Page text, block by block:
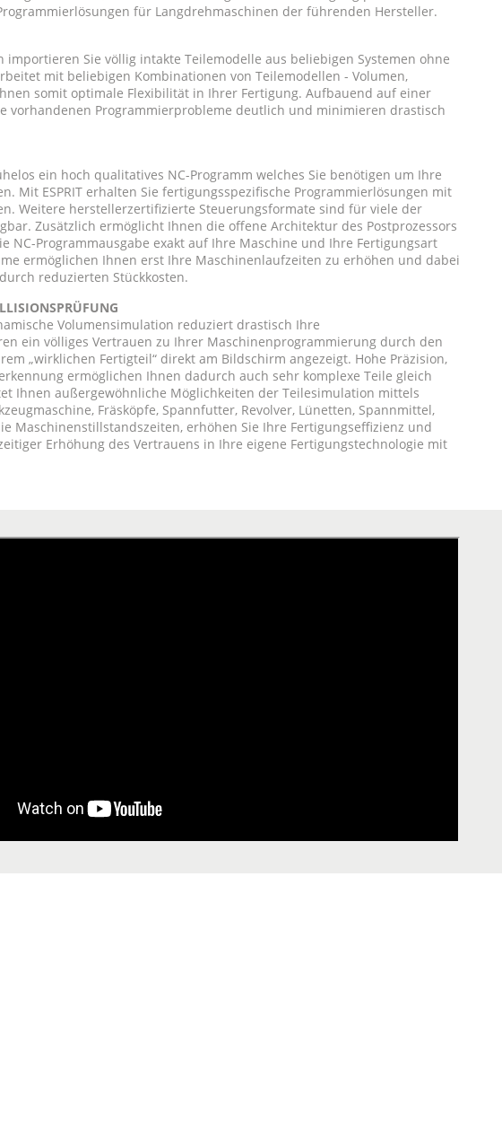
für Langdrehmaschinen der führenden Hersteller.
importieren Sie völlig intakte Teilemodelle aus beliebigen Systemen ohne
mit beliebigen Kombinationen von Teilemodellen - Volumen,
somit optimale Flexibilität in Ihrer Fertigung. Aufbauend auf einer
vorhandenen Programmierprobleme deutlich und minimieren drastisch
ein hoch qualitatives NC-Programm welches Sie benötigen um Ihre
Mit ESPRIT erhalten Sie fertigungsspezifische Programmierlösungen mit
Weitere herstellerzertifizierte Steuerungsformate sind für viele der
Zusätzlich ermöglicht Ihnen die offene Architektur des Postprozessors
NC-Programmausgabe exakt auf Ihre Maschine und Ihre Fertigungsart
ermöglichen Ihnen erst Ihre Maschinenlaufzeiten zu erhöhen und dabei
reduzierten Stückkosten.
Volumensimulation reduziert drastisch Ihre
ein völliges Vertrauen zu Ihrer Maschinenprogrammierung durch den
„wirklichen Fertigteil“ direkt am Bildschirm angezeigt. Hohe Präzision,
ermöglichen Ihnen dadurch auch sehr komplexe Teile gleich
Ihnen außergewöhnliche Möglichkeiten der Teilesimulation mittels
Fräsköpfe, Spannfutter, Revolver, Lünetten, Spannmittel,
Maschinenstillstandszeiten, erhöhen Sie Ihre Fertigungseffizienz und
Erhöhung des Vertrauens in Ihre eigene Fertigungstechnologie mit